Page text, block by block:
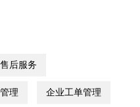
售后服务
理 企业工单管理